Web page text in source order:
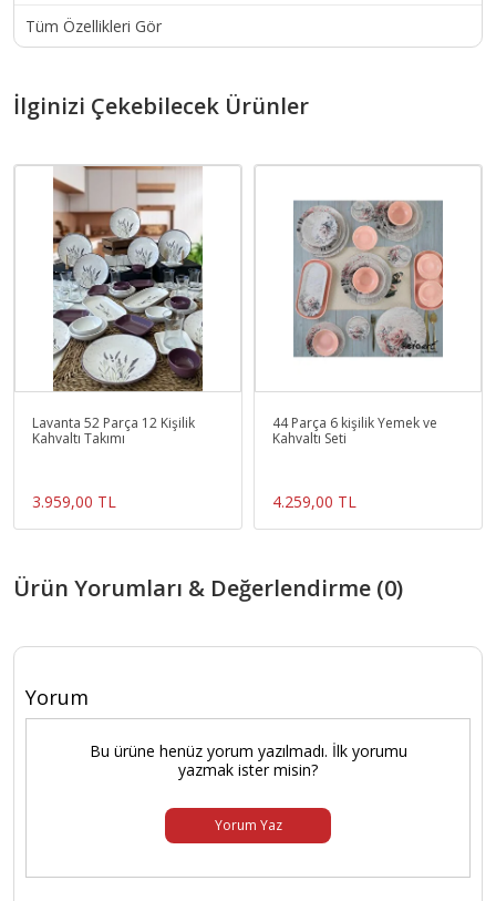
Tüm Özellikleri Gör
İlginizi Çekebilecek Ürünler
Lavanta 52 Parça 12 Kişilik
Kahvaltı Takımı
3.959,00 TL
44 Parça 6 kişilik Yemek ve
Kahvaltı Seti
4.259,00 TL
Ürün Yorumları & Değerlendirme (0)
Yorum
Bu ürüne henüz yorum yazılmadı. İlk yorumu
yazmak ister misin?
Yorum Yaz